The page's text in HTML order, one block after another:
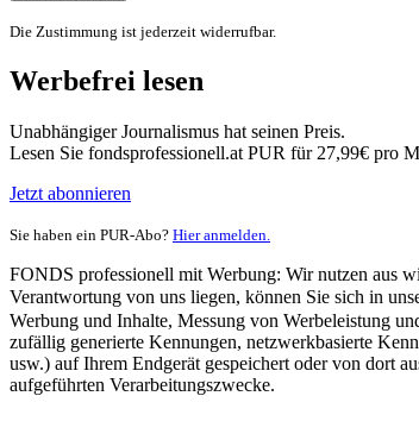
Die Zustimmung ist jederzeit widerrufbar.
Werbefrei lesen
Unabhängiger Journalismus hat seinen Preis.
Lesen Sie fondsprofessionell.at PUR für 27,99€ pro
Jetzt abonnieren
Sie haben ein PUR-Abo? Hier anmelden.
FONDS professionell mit Werbung: Wir nutzen aus
Verantwortung von uns liegen, können Sie sich in
Werbung und Inhalte, Messung von Werbeleistung
zufällig generierte Kennungen, netzwerkbasierte
usw.) auf Ihrem Endgerät gespeichert oder von dort
aufgeführten Verarbeitungszwecke.